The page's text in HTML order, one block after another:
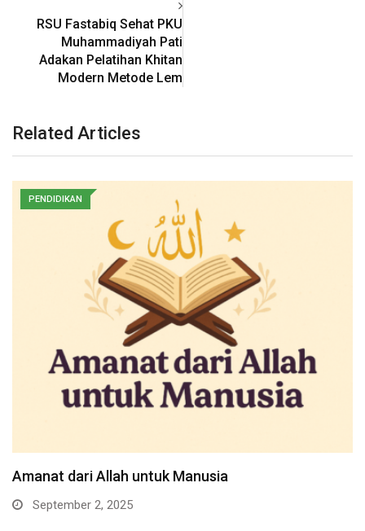
RSU Fastabiq Sehat PKU
Muhammadiyah Pati
Adakan Pelatihan Khitan
Modern Metode Lem
Related Articles
PENDIDIKAN
Amanat dari Allah untuk Manusia
September 2, 2025